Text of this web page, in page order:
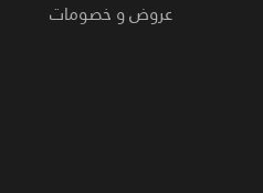
عروض و خصومات